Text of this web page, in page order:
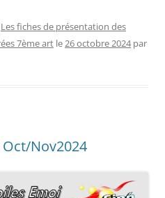
Les fiches de présentation des
7ème art le26 octobre 2024 par
Nov2024